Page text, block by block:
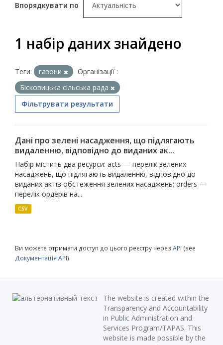
Впорядкувати по
1 набір даних знайдено
Теги: газони
Організації :
Бісковицька сільська рада
Фільтрувати результати
Дані про зелені насадження, що підлягають
видаленню, відповідно до виданих ак...
Набір містить два ресурси: acts — перелік зелених
насаджень, що підлягають видаленню, відповідно до
виданих актів обстеження зелених насаджень; orders —
перелік ордерів на...
CSV
Ви можете отримати доступ до цього реєстру через API (see
Документація API).
The website is created within the
Transparency and Accountability
in Public Administration and
Services Program/TAPAS. This
website is made possible by the